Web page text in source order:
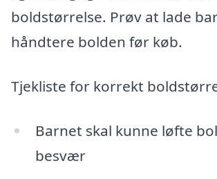
boldstørrelse. Prøv at lade
håndtere bolden før køb.
Tjekliste for korrekt
Barnet skal kunne løfte
besvær